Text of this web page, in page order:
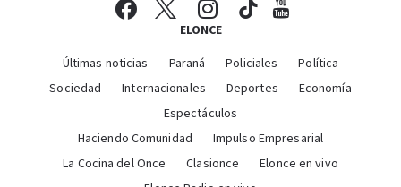
ELONCE
Últimas noticias Paraná Policiales
Política
Sociedad
Internacionales Deportes
Economía
Espectáculos
Haciendo Comunidad
Impulso Empresarial
La Cocina del Once
Clasionce
Elonce en vivo